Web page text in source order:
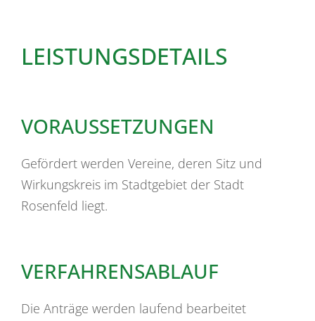
LEISTUNGSDETAILS
VORAUSSETZUNGEN
Gefördert werden Vereine, deren Sitz und
Wirkungskreis im Stadtgebiet der Stadt
Rosenfeld liegt.
VERFAHRENSABLAUF
Die Anträge werden laufend bearbeitet